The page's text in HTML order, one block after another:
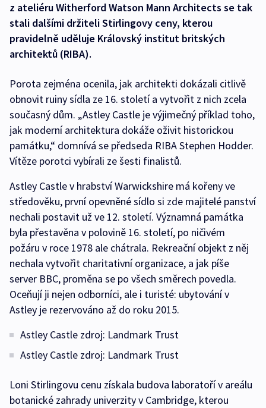
z ateliéru Witherford Watson Mann Architects se tak
stali dalšími držiteli Stirlingovy ceny, kterou
pravidelně uděluje Královský institut britských
architektů (RIBA).
Porota zejména ocenila, jak architekti dokázali citlivě
obnovit ruiny sídla ze 16. století a vytvořit z nich zcela
současný dům. „Astley Castle je výjimečný příklad toho,
jak moderní architektura dokáže oživit historickou
památku,“ domnívá se předseda RIBA Stephen Hodder.
Vítěze porotci vybírali ze šesti finalistů.
Astley Castle v hrabství Warwickshire má kořeny ve
středověku, první opevněné sídlo si zde majitelé panství
nechali postavit už ve 12. století. Významná památka
byla přestavěna v polovině 16. století, po ničivém
požáru v roce 1978 ale chátrala. Rekreační objekt z něj
nechala vytvořit charitativní organizace, a jak píše
server BBC, proměna se po všech směrech povedla.
Oceňují ji nejen odborníci, ale i turisté: ubytování v
Astley je rezervováno až do roku 2015.
Astley Castle zdroj: Landmark Trust
Astley Castle zdroj: Landmark Trust
Loni Stirlingovu cenu získala budova laboratoří v areálu
botanické zahrady univerzity v Cambridge, kterou